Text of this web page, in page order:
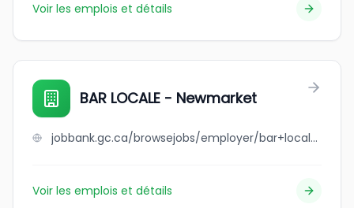
Voir les emplois et détails
BAR LOCALE - Newmarket
jobbank.gc.ca/browsejobs/employer/bar+locale+-+newmarket/ca
Voir les emplois et détails